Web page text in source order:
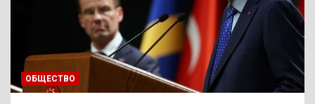
ОБЩЕСТВО